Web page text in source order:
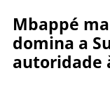
Mbappé
domina a
autoridade